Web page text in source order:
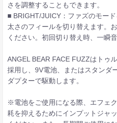
さを調整することもできます。
■ BRIGHT/JUICY：ファズのモー
太さのフィールを切り替えます。
ください。初回切り替え時、一瞬
ANGEL BEAR FACE FUZZはトゥ
採用し、9V電池、またはスタンダ
ダプターで駆動します。
※電池をご使用になる際、エフェ
耗を抑えるためにインプットジャ